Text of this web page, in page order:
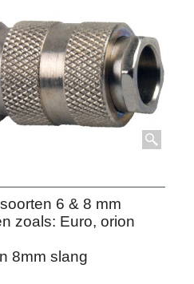
6 & 8 mm
zoals: Euro, orion
8mm slang